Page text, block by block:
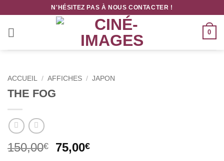
contenu
N'HÉSITEZ PAS À NOUS CONTACTER !
0
ACCUEIL / AFFICHES / JAPON
THE FOG
150,00€
Le
75,00€Le